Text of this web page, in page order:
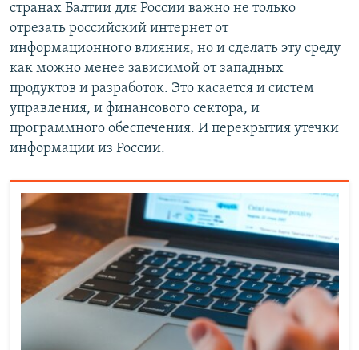
странах Балтии для России важно не только
отрезать российский интернет от
информационного влияния, но и сделать эту среду
как можно менее зависимой от западных
продуктов и разработок. Это касается и систем
управления, и финансового сектора, и
программного обеспечения. И перекрытия утечки
информации из России.